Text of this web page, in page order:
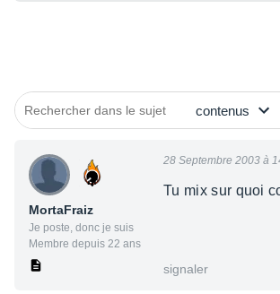
MortaFraiz
Je poste, donc je suis
Membre depuis 22 ans
28 Septembre 2003 à
Tu mix sur quoi
signaler